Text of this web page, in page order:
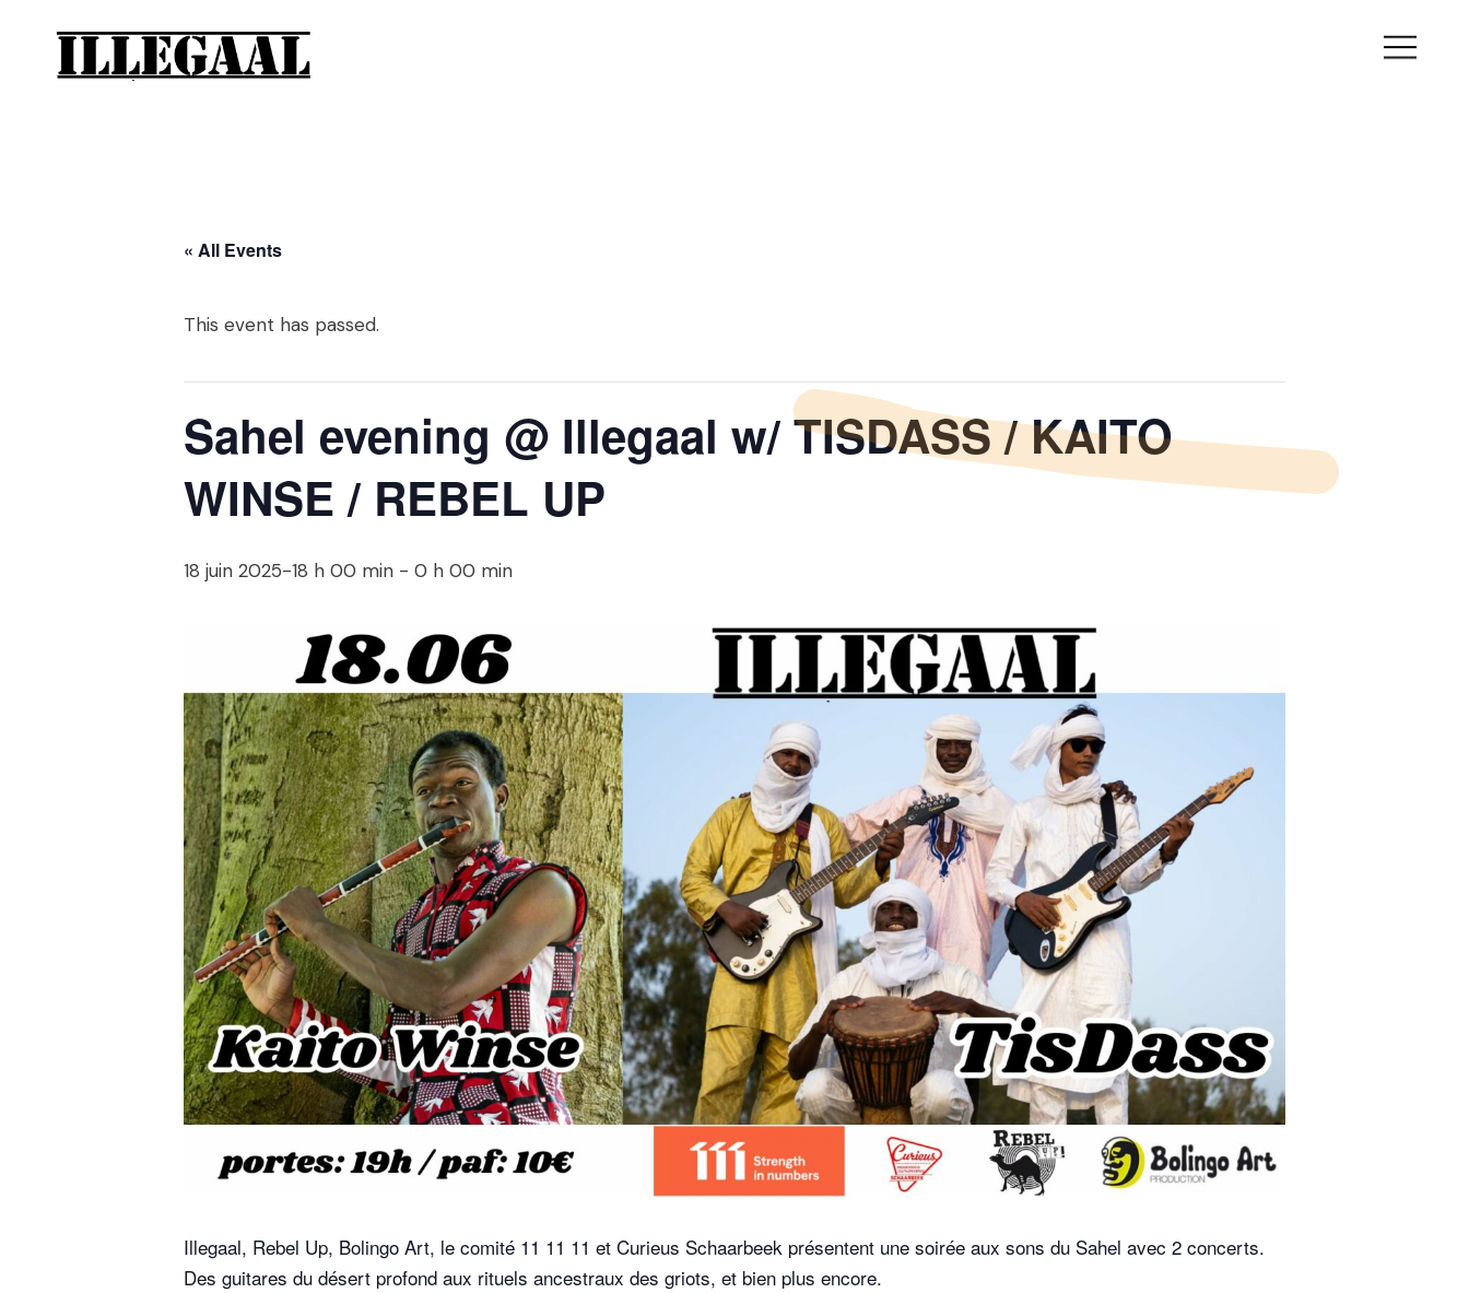
« All Events
This event has passed.
Sahel evening @ Illegaal w/ TISDASS / KAITO
WINSE / REBEL UP
18 juin 2025-18 h 00 min - 0 h 00 min
Illegaal, Rebel Up, Bolingo Art, le comité 11 11 11 et Curieus Schaarbeek présentent une soirée aux sons du Sahel avec 2 concerts.
Des guitares du désert profond aux rituels ancestraux des griots, et bien plus encore.